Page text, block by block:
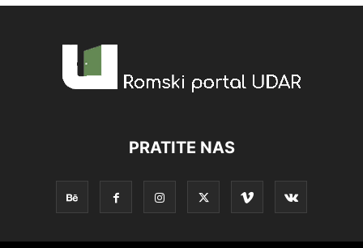
PRATITE NAS